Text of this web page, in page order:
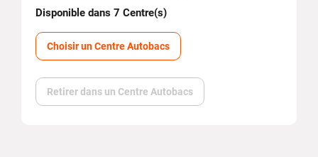
Disponible dans 7 Centre(s)
Choisir un Centre Autobacs
Retirer dans un Centre Autobacs